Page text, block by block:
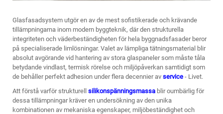
Glasfasadsystem utgör en av de mest sofistikerade och krävande
tillämpningarna inom modern byggteknik, där den strukturella
integriteten och väderbeständigheten för hela byggnadsfasader beror
på specialiserade limlösningar. Valet av lämpliga tätningsmaterial blir
absolut avgörande vid hantering av stora glaspaneler som måste tåla
betydande vindlast, termisk rörelse och miljöpåverkan samtidigt som
de behåller perfekt adhesion under flera decennier av service - Livet.
Att förstå varför strukturell silikonspänningsmassa blir oumbärlig för
dessa tillämpningar kräver en undersökning av den unika
kombinationen av mekaniska egenskaper, miljöbeständighet och